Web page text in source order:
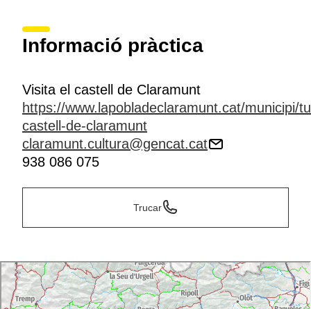
Informació pràctica
Visita el castell de Claramunt
https://www.lapobladeclaramunt.cat/municipi/
castell-de-claramunt
claramunt.cultura@gencat.cat
938 086 075
Trucar